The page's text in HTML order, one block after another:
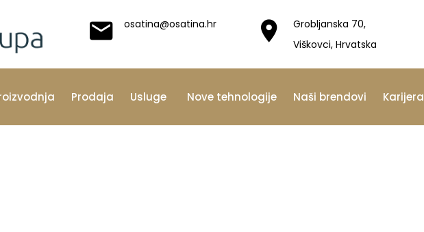
osatina@osatina.hr
Grobljanska 70,
Viškovci, Hrvatska
Prodaja Usluge Nove tehnologije Naši brendovi Karijera